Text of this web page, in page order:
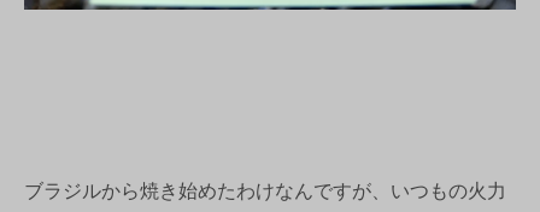
ブラジルから焼き始めたわけなんですが、いつもの火力